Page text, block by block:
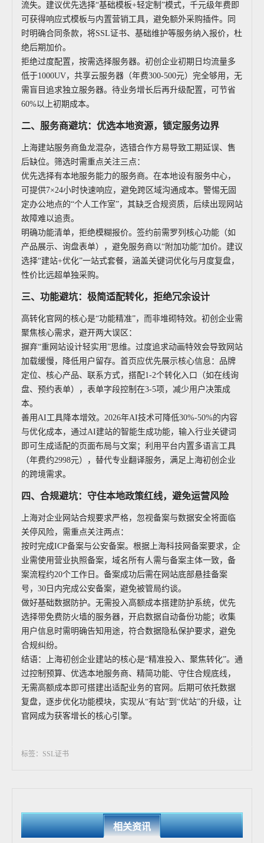
流失。建议优先选择“基础模板+轻定制”模式，千元级年费即
可获得响应式模板与内置营销工具，避免额外采购插件。同
时明确合同条款，将SSL证书、基础维护等服务纳入报价，杜
绝后期加价。
拒绝过度配置，按需选择服务器。初创企业初期日均流量多
低于1000UV，共享云服务器（年费300-500元）完全够用，无
需盲目追求独立服务器。待业务增长后再升级配置，可节省
60%以上初期成本。
二、服务商避坑：优选本地资源，锁定服务边界
上海建站服务商鱼龙混杂，选错合作方易导致工期延误、售
后缺位。筛选时需重点关注三点：
优先选择有本地服务能力的服务商。在本地设有服务中心，
可提供7×24小时快速响应，避免跨区域沟通成本。警惕无固
定办公地点的“个人工作室”，其缺乏合规资质，后续出现网站
故障难以追责。
明确功能清单，拒绝模糊报价。签约前需罗列核心功能（如
产品展示、询盘表单），避免服务商以“附加功能”加价。建议
选择“建站+优化”一站式套餐，涵盖关键词优化与月度复盘，
性价比远超单独采购。
三、功能避坑：极简适配转化，拒绝冗余设计
高转化官网的核心是“功能精准”，而非堆砌特效。初创企业需
聚焦核心需求，避开两大误区：
摒弃“重网站设计轻实用”思维。过度追求动画特效会导致网站
加载缓慢，降低用户留存。首页应优先展示核心信息：品牌
定位、核心产品、联系方式，搭配1-2个转化入口（如在线询
盘、预约表单），表单字段控制在3-5项，减少用户决策成
本。
善用AI工具降本增效。2026年AI技术可降低30%-50%的内容
与优化成本，通过AI建站的智能生成功能，输入行业关键词
即可生成适配的页面布局与文案；利用平台内置多语言工具
（年费约2998元），替代专业翻译服务，满足上海初创企业
的跨境需求。
四、合规避坑：守住本地政策红线，避免运营风险
上海对企业网站合规要求严格，忽视备案与数据安全将面临
关停风险，需重点关注两点：
按时完成ICP备案与公安备案。根据上海科技网备案要求，企
业需使用营业执照备案，域名所有人需与备案主体一致，备
案流程约20个工作日。备案成功后需在网站底部悬挂备案
号，30日内完成公安备案，避免被管局约谈。
做好基础数据防护。无需投入高额成本搭建防护系统，优先
选择带免费防火墙的服务器，开启数据自动备份功能；收集
用户信息时需明确告知用途，符合数据隐私保护要求，避免
合规纠纷。
结语：上海初创企业建站的核心是“精准投入、聚焦转化”。通
过控制预算、优选本地服务商、精简功能、守住合规底线，
无需高额成本即可搭建出适配业务的官网。后期可依托数据
复盘，逐步优化功能模块，实现从“有站”到“优站”的升级，让
官网成为获客增长的核心引擎。
标签：SSL证书
相关资讯